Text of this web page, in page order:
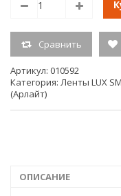
Размеры, ширина 10 мм
Тип товара Лента
Потребляемая мощность
Вес 0.16 кг
Производитель Arlight
Сравнить
Артикул: 010592
Категория: Ленты LUX
(Арлайт)
ОПИСАНИЕ